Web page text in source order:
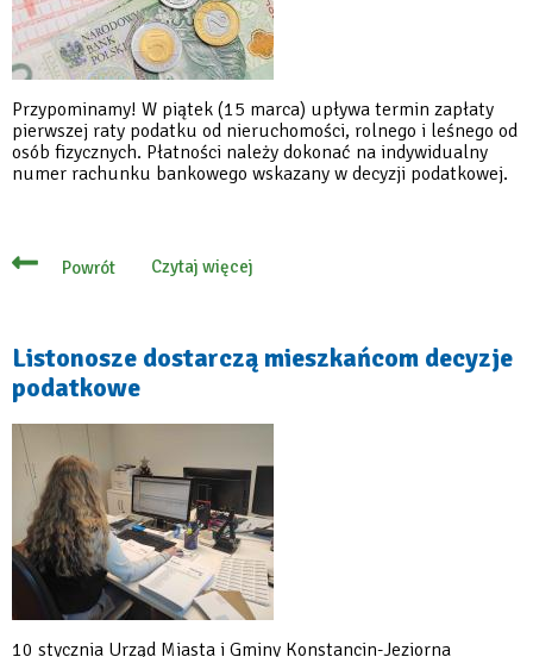
Przypominamy! W piątek (15 marca) upływa termin zapłaty
pierwszej raty podatku od nieruchomości, rolnego i leśnego od
osób fizycznych. Płatności należy dokonać na indywidualny
numer rachunku bankowego wskazany w decyzji podatkowej.
Powrót Czytaj więcej
o
termin
płatności
Listonosze dostarczą mieszkańcom decyzje
podatkowe
10 stycznia Urząd Miasta i Gminy Konstancin-Jeziorna